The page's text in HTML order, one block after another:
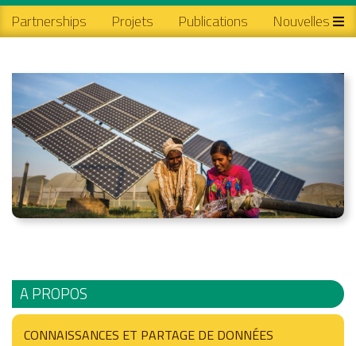
Main navigation
Partnerships Projets Publications Nouvelles
A PROPOS
CONNAISSANCES ET PARTAGE DE DONNÉES